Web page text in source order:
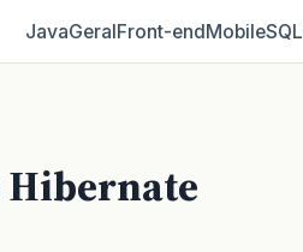
JavaGeralFront‑endMobileSQL
Hibernate